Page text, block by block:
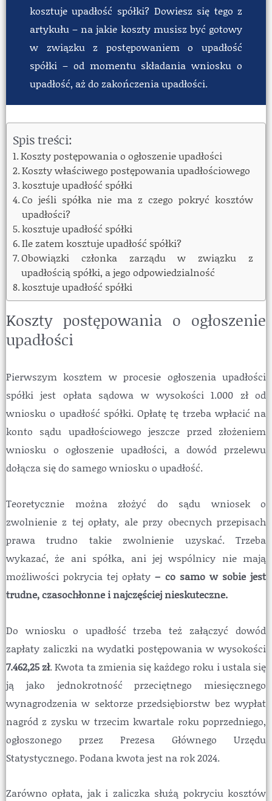
kosztuje upadłość spółki? Dowiesz się tego z
artykułu – na jakie koszty musisz być gotowy
w związku z postępowaniem o upadłość
spółki – od momentu składania wniosku o
upadłość, aż do zakończenia upadłości.
Spis treści:
Koszty postępowania o ogłoszenie upadłości
Koszty właściwego postępowania upadłościowego
kosztuje upadłość spółki
Co jeśli spółka nie ma z czego pokryć kosztów
upadłości?
kosztuje upadłość spółki
Ile zatem kosztuje upadłość spółki?
Obowiązki członka zarządu w związku z
upadłością spółki, a jego odpowiedzialność
kosztuje upadłość spółki
Koszty postępowania o ogłoszenie
upadłości
Pierwszym kosztem w procesie ogłoszenia upadłości
spółki jest opłata sądowa w wysokości 1.000 zł od
wniosku o upadłość spółki. Opłatę tę trzeba wpłacić na
konto sądu upadłościowego jeszcze przed złożeniem
wniosku o ogłoszenie upadłości, a dowód przelewu
dołącza się do samego wniosku o upadłość.
Teoretycznie można złożyć do sądu wniosek o
zwolnienie z tej opłaty, ale przy obecnych przepisach
prawa trudno takie zwolnienie uzyskać. Trzeba
wykazać, że ani spółka, ani jej wspólnicy nie mają
możliwości pokrycia tej opłaty– co samo w sobie jest
trudne, czasochłonne i najczęściej nieskuteczne.
Do wniosku o upadłość trzeba też załączyć dowód
zapłaty zaliczki na wydatki postępowania w wysokości
7.462,25zł. Kwota ta zmienia się każdego roku i ustala się
ją jako jednokrotność przeciętnego miesięcznego
wynagrodzenia w sektorze przedsiębiorstw bez wypłat
nagród z zysku w trzecim kwartale roku poprzedniego,
ogłoszonego przez Prezesa Głównego Urzędu
Statystycznego. Podana kwota jest na rok 2024.
Zarówno opłata, jak i zaliczka służą pokryciu kosztów